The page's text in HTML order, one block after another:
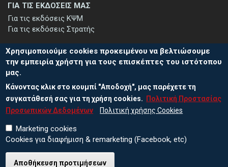
ΓΙΑ ΤΙΣ ΕΚΔΟΣΕΙΣ ΜΑΣ
Για τις εκδόσεις ΚΨΜ
Για τις εκδόσεις Στρατής
ΕΓΓΡΑΦΗ ΣΤΟ ΕΝΗΜΕΡΩΤΙΚΟ ΔΕΛΤΙΟ
Μείνετε ενημερωμένοι για τις νέες εκδόσεις μας και τις εκδηλώσεις
μας - εγγραφείτε στο ενημερωτικό μας δελτίο.
© 2026 ΕΚΔΟΣΕΙΣ ΚΨΜ
Χρησιμοποιούμε cookies προκειμένου να βελτιώσουμε
την εμπειρία χρήστη για τους επισκέπτες του ιστότοπου
μας.
Κάνοντας κλικ στο κουμπί "Αποδοχή", μας παρέχετε τη
συγκατάθεσή σας για τη χρήση cookies.
Πολιτική Προστασίας
Προσωπικών Δεδομένων
Πολιτική χρήσης Cookies
Marketing cookies
Cookies για διαφήμιση & remarketing (Facebook, etc)
Αποθήκευση προτιμήσεων